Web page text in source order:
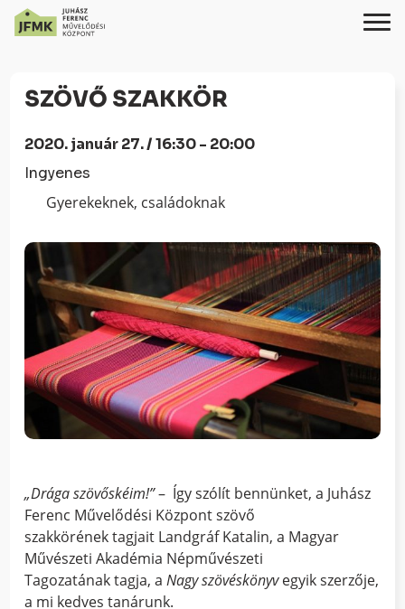
Content
navigációhoz
SZÖVŐ SZAKKÖR
2020. január 27. / 16:30 - 20:00
Ingyenes
Gyerekeknek, családoknak
„Drága szövőskéim!”– Így szólít bennünket, a Juhász
Ferenc Művelődési Központ szövő
szakkörének tagjait Landgráf Katalin, a Magyar
Művészeti Akadémia Népművészeti
Tagozatának tagja, aNagy szövéskönyvegyik szerzője,
a mi kedves tanárunk.